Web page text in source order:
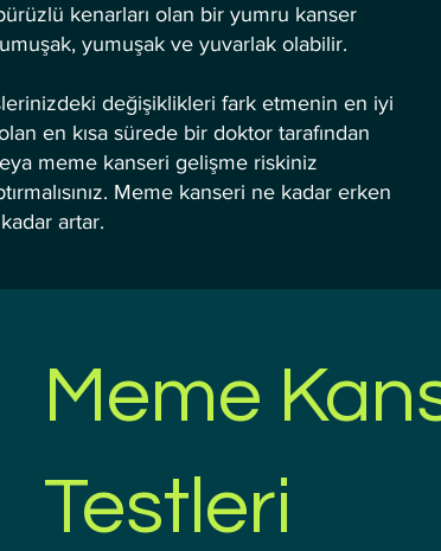
kenarları olan bir yumru kanser
yumuşak ve yuvarlak olabilir.
değişiklikleri fark etmenin en iyi
en kısa sürede bir doktor tarafından
meme kanseri gelişme riskiniz
Meme kanseri ne kadar erken
artar.
Meme
Testleri